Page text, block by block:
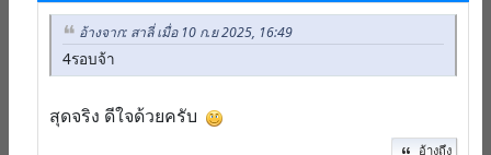
อ้างจาก: สาลี่ เมื่อ 10 ก.ย 2025, 16:49
4รอบจ้า
สุดจริง ดีใจด้วยครับ
อ้างถึง